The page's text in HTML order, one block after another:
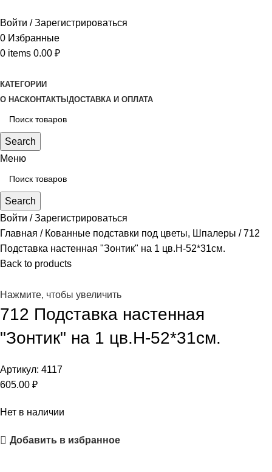
Войти / Зарегистрироваться
0 Избранные
0 items 0.00 ₽
КАТЕГОРИИ
О НАСКОНТАКТЫ ДОСТАВКА И ОПЛАТА
Search
Меню
Search
Войти / Зарегистрироваться
Главная
Кованные подставки под цветы, Шпалеры
712
Подставка настенная "Зонтик" на 1 цв.Н-52*31см.
Back to products
Нажмите, чтобы увеличить
712 Подставка настенная
"Зонтик" на 1 цв.Н-52*31см.
Артикул: 4117
605.00 ₽
Нет в наличии
Добавить в избранное